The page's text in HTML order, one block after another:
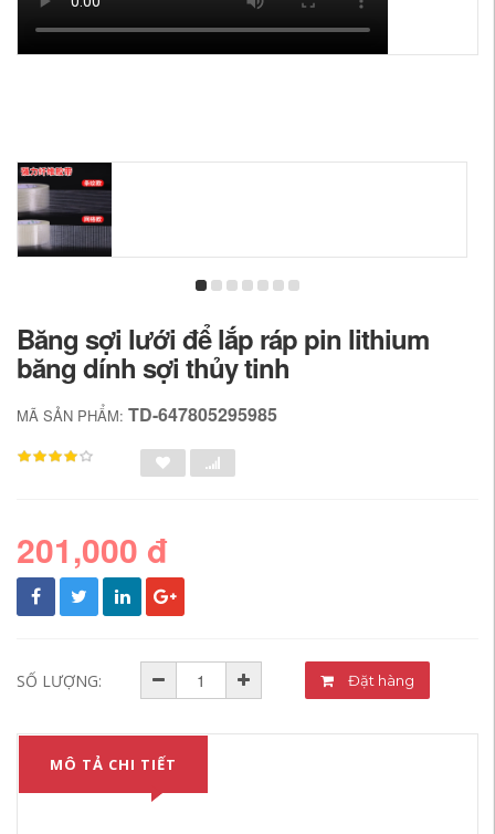
Băng sợi lưới để lắp ráp pin lithium
băng dính sợi thủy tinh
MÃ SẢN PHẨM: TD-647805295985
201,000 đ
SỐ LƯỢNG: Đặt hàng
MÔ TẢ CHI TIẾT